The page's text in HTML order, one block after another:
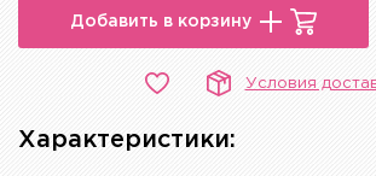
Добавить в корзину
Условия
Характеристики: